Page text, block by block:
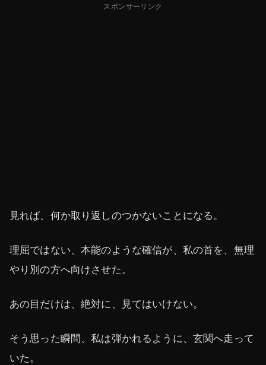
スポンサーリンク
見れば、何か取り返しのつかないことになる。
理屈ではない、本能のような確信が、私の首を、無理
やり別の方へ向けさせた。
あの目だけは、絶対に、見てはいけない。
そう思った瞬間、私は弾かれるように、玄関へ走って
いた。